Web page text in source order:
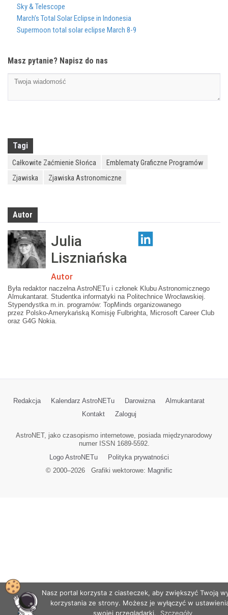
Sky & Telescope
March’s Total Solar Eclipse in Indonesia
Supermoon total solar eclipse March 8-9
Masz pytanie? Napisz do nas
Tagi
Całkowite Zaćmienie Słońca
Emblematy Graficzne Programów
Zjawiska
Zjawiska Astronomiczne
Autor
Julia
Liszniańska
Autor
Była redaktor naczelna AstroNETu i członek Klubu Astronomicznego
Almukantarat. Studentka informatyki na Politechnice Wrocławskiej.
Stypendystka m.in. programów: TopMinds organizowanego
przez Polsko-Amerykańską Komisję Fulbrighta, Microsoft Career Club
oraz G4G Nokia.
Redakcja Kalendarz AstroNETu Darowizna
Almukantarat
Kontakt
Zaloguj
AstroNET, jako czasopismo internetowe, posiada międzynarodowy
numer ISSN 1689-5592.
Logo AstroNETu
Polityka prywatności
© 2000–2026Grafiki wektorowe: Magnific
Nasz portal korzysta z ciasteczek, aby zwiększyć Twoją
korzystania ze strony. Możesz je wyłączyć w
swojej przeglądarki.
Szczegóły